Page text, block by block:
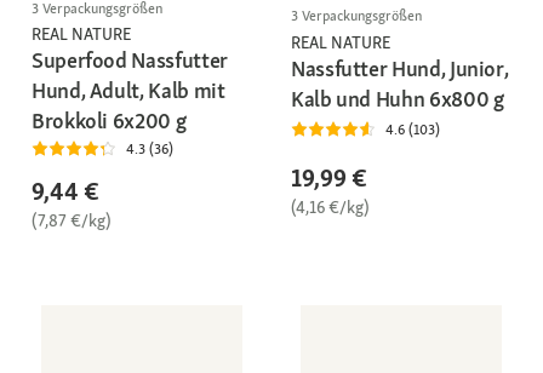
3 Verpackungsgrößen
REAL NATURE
Superfood Nassfutter
Hund, Adult, Kalb mit
Brokkoli 6x200 g
4.3 (36)
9,44 €
(7,87 €/kg)
3 Verpackungsgrößen
REAL NATURE
Nassfutter Hund, Junior,
Kalb und Huhn 6x800 g
4.6 (103)
19,99 €
(4,16 €/kg)